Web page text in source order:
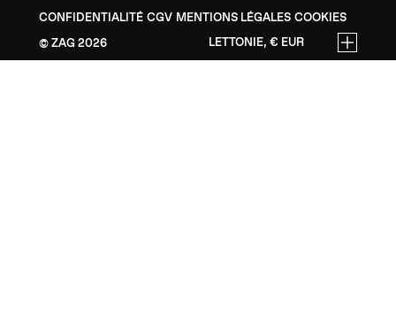
CONFIDENTIALITÉ CGV MENTIONS LÉGALES COOKIES
ZAG 2026 LETTONIE, € EUR